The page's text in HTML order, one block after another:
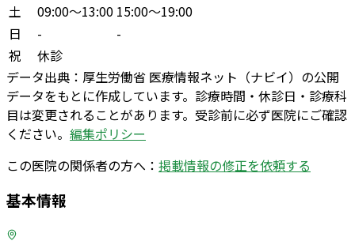
土
09:00〜13:00 15:00〜19:00
日
-
-
祝
休診
データ出典： 厚生労働省 医療情報ネット（ナビイ）の公開
データをもとに作成しています。診療時間・休診日・診療科
目は変更されることがあります。受診前に必ず医院にご確認
ください。 編集ポリシー
この医院の関係者の方へ： 掲載情報の修正を依頼する
基本情報